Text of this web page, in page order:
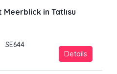
in Tatlısu
SE644
Details